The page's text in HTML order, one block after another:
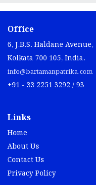
Office
6, J.B.S. Haldane Avenue,
Kolkata 700 105, India.
info@bartamanpatrika.com
+91 - 33 2251 3292 / 93
Links
Home
About Us
Contact Us
Privacy Policy